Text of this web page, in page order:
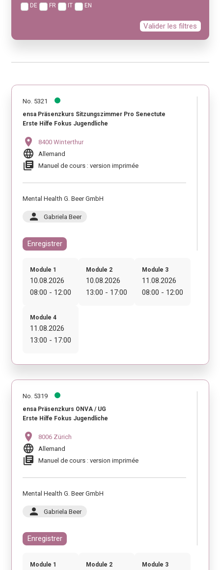
DE FR IT EN
Valider les filtres
No. 5321
ensa Präsenzkurs Sitzungszimmer Pro Senectute
Erste Hilfe Fokus Jugendliche
location_on 8400 Winterthur
language Allemand
library_books Manuel de cours : version imprimée
Mental Health G. Beer GmbH
person Gabriela Beer
Enregistrer
Module 1
10.08.2026
08:00 - 12:00
Module 2
10.08.2026
13:00 - 17:00
Module 3
11.08.2026
08:00 - 12:00
Module 4
11.08.2026
13:00 - 17:00
No. 5319
ensa Präsenzkurs ONVA / UG
Erste Hilfe Fokus Jugendliche
location_on 8006 Zürich
language Allemand
library_books Manuel de cours : version imprimée
Mental Health G. Beer GmbH
person Gabriela Beer
Enregistrer
Module 1 Module 2 Module 3